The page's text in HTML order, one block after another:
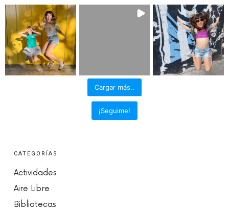
Cargar más..
¡Seguime!
CATEGORÍAS
Actividades
Aire Libre
Bibliotecas